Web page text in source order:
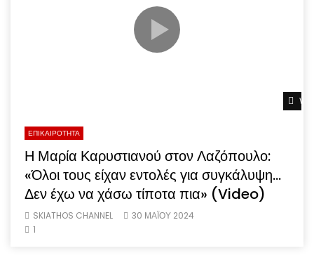
ΕΠΙΚΑΙΡΟΤΗΤΑ
Η Μαρία Καρυστιανού στον Λαζόπουλο:
«Όλοι τους είχαν εντολές για συγκάλυψη…
Δεν έχω να χάσω τίποτα πια» (Video)
SKIATHOS CHANNEL
30 ΜΑΪ́ΟΥ 2024
1